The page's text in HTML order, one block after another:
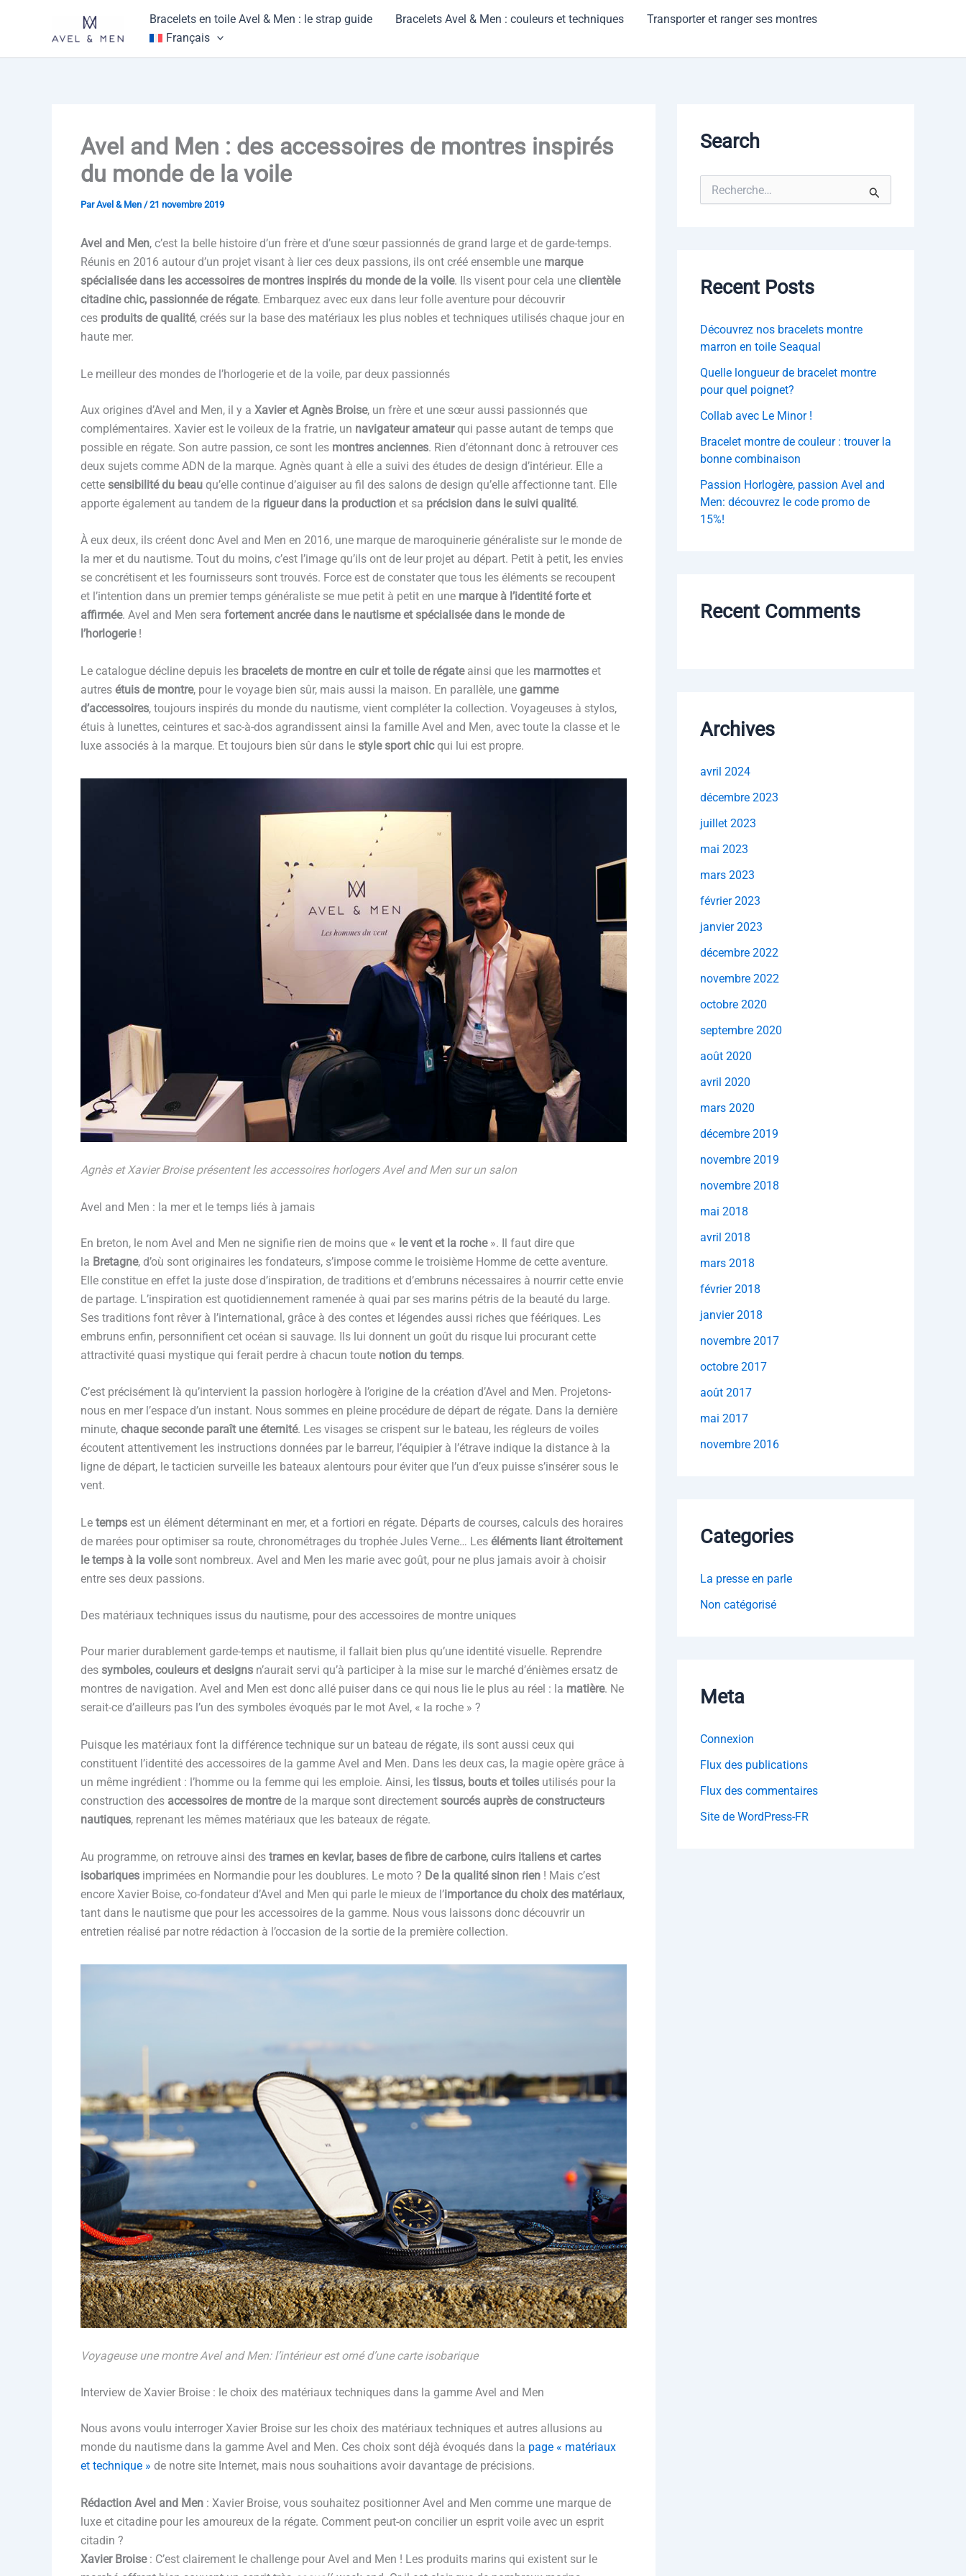
Bracelets en toile Avel & Men : le strap guide Bracelets Avel & Men : couleurs et techniques
Transporter et ranger ses montres
Français
Avel and Men : des accessoires de montres inspirés
du monde de la voile
ParAvel & Men /21 novembre 2019
Avel and Men, c’est la belle histoire d’un frère et d’une sœur passionnés de grand large et de garde-temps.
Réunis en 2016 autour d’un projet visant à lier ces deux passions, ils ont créé ensemble une marque
spécialisée dans les accessoires de montres inspirés du monde de la voile. Ils visent pour cela une clientèle
citadine chic, passionnée de régate. Embarquez avec eux dans leur folle aventure pour découvrir
ces produits de qualité, créés sur la base des matériaux les plus nobles et techniques utilisés chaque jour en
haute mer.
Le meilleur des mondes de l’horlogerie et de la voile, par deux passionnés
Aux origines d’Avel and Men, il y a Xavier et Agnès Broise, un frère et une sœur aussi passionnés que
complémentaires. Xavier est le voileux de la fratrie, un navigateur amateurqui passe autant de temps que
possible en régate. Son autre passion, ce sont les montres anciennes. Rien d’étonnant donc à retrouver ces
deux sujets comme ADN de la marque. Agnès quant à elle a suivi des études de design d’intérieur. Elle a
cette sensibilité du beau qu’elle continue d’aiguiser au fil des salons de design qu’elle affectionne tant. Elle
apporte également au tandem de la rigueur dans la production et sa précision dans le suivi qualité.
À eux deux, ils créent donc Avel and Men en 2016, une marque de maroquinerie généraliste sur le monde de
la mer et du nautisme. Tout du moins, c’est l’image qu’ils ont de leur projet au départ. Petit à petit, les envies
se concrétisent et les fournisseurs sont trouvés. Force est de constater que tous les éléments se recoupent
et l’intention dans un premier temps généraliste se mue petit à petit en une marque à l’identité forte et
affirmée. Avel and Men sera fortement ancrée dans le nautisme et spécialisée dans le monde de
l’horlogerie!
Le catalogue décline depuis les bracelets de montre en cuir et toile de régateainsi que les marmottes et
autres étuis de montre, pour le voyage bien sûr, mais aussi la maison. En parallèle, une gamme
d’accessoires, toujours inspirés du monde du nautisme, vient compléter la collection. Voyageuses à stylos,
étuis à lunettes, ceintures et sac-à-dos agrandissent ainsi la famille Avel and Men, avec toute la classe et le
luxe associés à la marque. Et toujours bien sûr dans le style sport chicqui lui est propre.
Agnès et Xavier Broise présentent les accessoires horlogers Avel and Men sur un salon
Avel and Men : la mer et le temps liés à jamais
En breton, le nom Avel and Men ne signifie rien de moins que « le vent et la roche». Il faut dire que
la Bretagne, d’où sont originaires les fondateurs, s’impose comme le troisième Homme de cette aventure.
Elle constitue en effet la juste dose d’inspiration, de traditions et d’embruns nécessaires à nourrir cette envie
de partage. L’inspiration est quotidiennement ramenée à quai par ses marins pétris de la beauté du large.
Ses traditions font rêver à l’international, grâce à des contes et légendes aussi riches que féériques. Les
embruns enfin, personnifient cet océan si sauvage. Ils lui donnent un goût du risque lui procurant cette
attractivité quasi mystique qui ferait perdre à chacun toute notion du temps.
C’est précisément là qu’intervient la passion horlogère à l’origine de la création d’Avel and Men. Projetons-
nous en mer l’espace d’un instant. Nous sommes en pleine procédure de départ de régate. Dans la dernière
minute, chaque seconde paraît une éternité. Les visages se crispent sur le bateau, les régleurs de voiles
écoutent attentivement les instructions données par le barreur, l’équipier à l’étrave indique la distance à la
ligne de départ, le tacticien surveille les bateaux alentours pour éviter que l’un d’eux puisse s’insérer sous le
vent.
Le temps est un élément déterminant en mer, et a fortiori en régate. Départs de courses, calculs des horaires
de marées pour optimiser sa route, chronométrages du trophée Jules Verne… Les éléments liant étroitement
le temps à la voilesont nombreux. Avel and Men les marie avec goût, pour ne plus jamais avoir à choisir
entre ses deux passions.
Des matériaux techniques issus du nautisme, pour des accessoires de montre uniques
Pour marier durablement garde-temps et nautisme, il fallait bien plus qu’une identité visuelle. Reprendre
des symboles, couleurs et designs n’aurait servi qu’à participer à la mise sur le marché d’énièmes ersatz de
montres de navigation. Avel and Men est donc allé puiser dans ce qui nous lie le plus au réel : la matière. Ne
serait-ce d’ailleurs pas l’un des symboles évoqués par le mot Avel, « la roche » ?
Puisque les matériaux font la différence technique sur un bateau de régate, ils sont aussi ceux qui
constituent l’identité des accessoires de la gamme Avel and Men. Dans les deux cas, la magie opère grâce à
un même ingrédient : l’homme ou la femme qui les emploie. Ainsi, les tissus, bouts et toiles utilisés pour la
construction des accessoires de montrede la marque sont directement sourcés auprès de constructeurs
nautiques, reprenant les mêmes matériaux que les bateaux de régate.
Au programme, on retrouve ainsi des trames en kevlar, bases de fibre de carbone, cuirs italiens et cartes
isobariques imprimées en Normandie pour les doublures. Le moto ? De la qualité sinon rien ! Mais c’est
encore Xavier Boise, co-fondateur d’Avel and Men qui parle le mieux de l’importance du choix des matériaux,
tant dans le nautisme que pour les accessoires de la gamme. Nous vous laissons donc découvrir un
entretien réalisé par notre rédaction à l’occasion de la sortie de la première collection.
Voyageuse une montre Avel and Men: l’intérieur est orné d’une carte isobarique
Interview de Xavier Broise : le choix des matériaux techniques dans la gamme Avel and Men
Nous avons voulu interroger Xavier Broise sur les choix des matériaux techniques et autres allusions au
monde du nautisme dans la gamme Avel and Men. Ces choix sont déjà évoqués dans la page « matériaux
et technique » de notre site Internet, mais nous souhaitions avoir davantage de précisions.
Rédaction Avel and Men : Xavier Broise, vous souhaitez positionner Avel and Men comme une marque de
luxe et citadine pour les amoureux de la régate. Comment peut-on concilier un esprit voile avec un esprit
citadin ?
Xavier Broise: C’est clairement le challenge pour Avel and Men ! Les produits marins qui existent sur le
Search
h
eRecent Posts
Découvrez nos bracelets montre
marron en toile Seaqual
Quelle longueur de bracelet montre
pour quel poignet?
Collab avec Le Minor !
Bracelet montre de couleur : trouver la
bonne combinaison
Passion Horlogère, passion Avel and
Men: découvrez le code promo de
15%!
Recent Comments
Archives
avril 2024
décembre 2023
juillet 2023
mai 2023
mars 2023
février 2023
janvier 2023
décembre 2022
novembre 2022
octobre 2020
septembre 2020
août 2020
avril 2020
mars 2020
décembre 2019
novembre 2019
novembre 2018
mai 2018
avril 2018
mars 2018
février 2018
janvier 2018
novembre 2017
octobre 2017
août 2017
mai 2017
novembre 2016
Categories
La presse en parle
Non catégorisé
Meta
Connexion
Flux des publications
Flux des commentaires
Site de WordPress-FR